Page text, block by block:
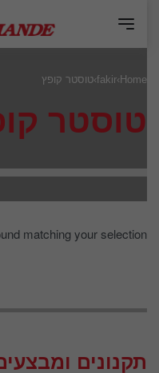
Home
›
fakir
›טוסטר קופץ
טוסטר
matching your selection.
תקנונים